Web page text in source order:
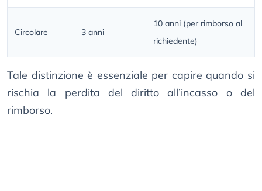
Circolare 3 anni
10 anni (per rimborso al
richiedente)
Tale distinzione è essenziale per capire quando si
rischia la perdita del diritto all’incasso o del
rimborso.